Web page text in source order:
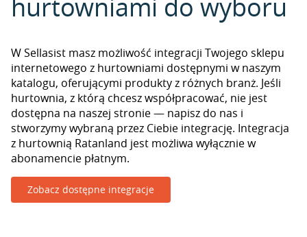
hurtowniami do wyboru
W Sellasist masz możliwość integracji Twojego sklepu
internetowego z hurtowniami dostępnymi w naszym
katalogu, oferującymi produkty z różnych branż. Jeśli
hurtownia, z którą chcesz współpracować, nie jest
dostępna na naszej stronie — napisz do nas i
stworzymy wybraną przez Ciebie integrację. Integracja
z hurtownią Ratanland jest możliwa wyłącznie w
abonamencie płatnym.
Zobacz dostępne integracje